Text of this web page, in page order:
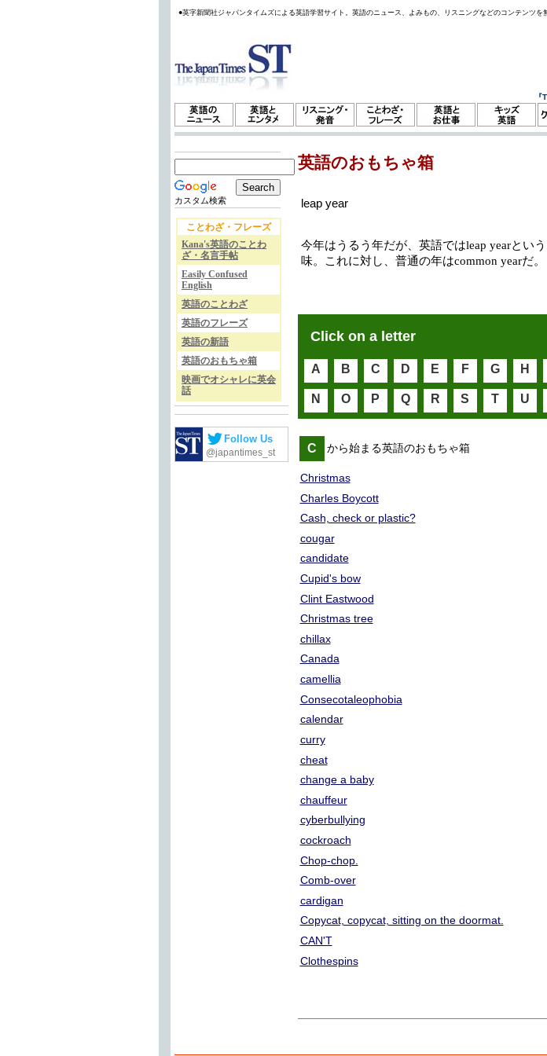
●英字新聞社ジャパンタイムズによる英語学習サイト。英語のニュース、よみもの、リスニングなどのコンテンツを
カスタム検索
ことわざ・フレーズ
Kana's英語のことわ
ざ・名言手帖
Easily Confused
English
英語のことわざ
英語のフレーズ
英語の新語
英語のおもちゃ箱
映画でオシャレに英会
話
Follow Us
@japantimes_st
英語のおもちゃ箱
leap year
今年はうるう年だが、英語ではleap yearとい
味。これに対し、普通の年はcommon yearだ。
Click on a letter
A B C D E F G H
N O P Q R S T U
C から始まる英語のおもちゃ箱
Christmas
Charles Boycott
Cash, check or plastic?
cougar
candidate
Cupid's bow
Clint Eastwood
Christmas tree
chillax
Canada
camellia
Consecotaleophobia
calendar
curry
cheat
change a baby
chauffeur
cyberbullying
cockroach
Chop-chop.
Comb-over
cardigan
Copycat, copycat, sitting on the doormat.
CAN'T
Clothespins